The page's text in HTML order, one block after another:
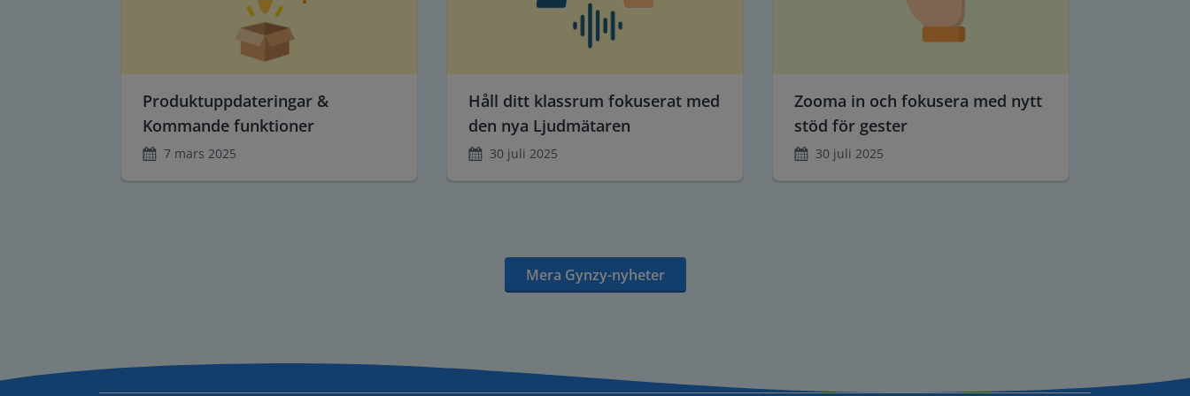
Produktuppdateringar &
Kommande funktioner
7 mars 2025
Håll ditt klassrum fokuserat med
den nya Ljudmätaren
30 juli 2025
Zooma in och fokusera med nytt
stöd för gester
30 juli 2025
Mera Gynzy-nyheter